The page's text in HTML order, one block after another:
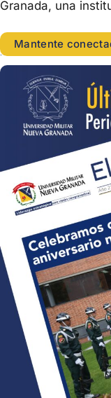
Granada, una
Mantente